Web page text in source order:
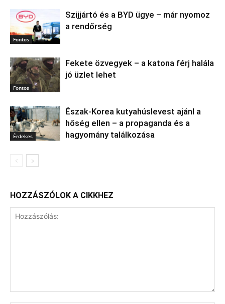
Fontos
Szijjártó és a BYD ügye – már nyomoz
a rendőrség
Fontos
Fekete özvegyek – a katona férj halála
jó üzlet lehet
Érdekes
Észak‑Korea kutyahúslevest ajánl a
hőség ellen – a propaganda és a
hagyomány találkozása
HOZZÁSZÓLOK A CIKKHEZ